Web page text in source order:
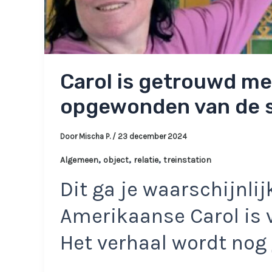
Carol is getrouwd
opgewonden van de
Door Mischa P. / 23 december 2024
Algemeen, object, relatie, treinstation
Dit ga je
Amerikaanse Carol
Het verhaal wordt nog